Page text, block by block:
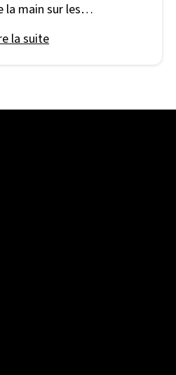
main sur les
grâce aux courriels
les appareils et
et vos
la suite